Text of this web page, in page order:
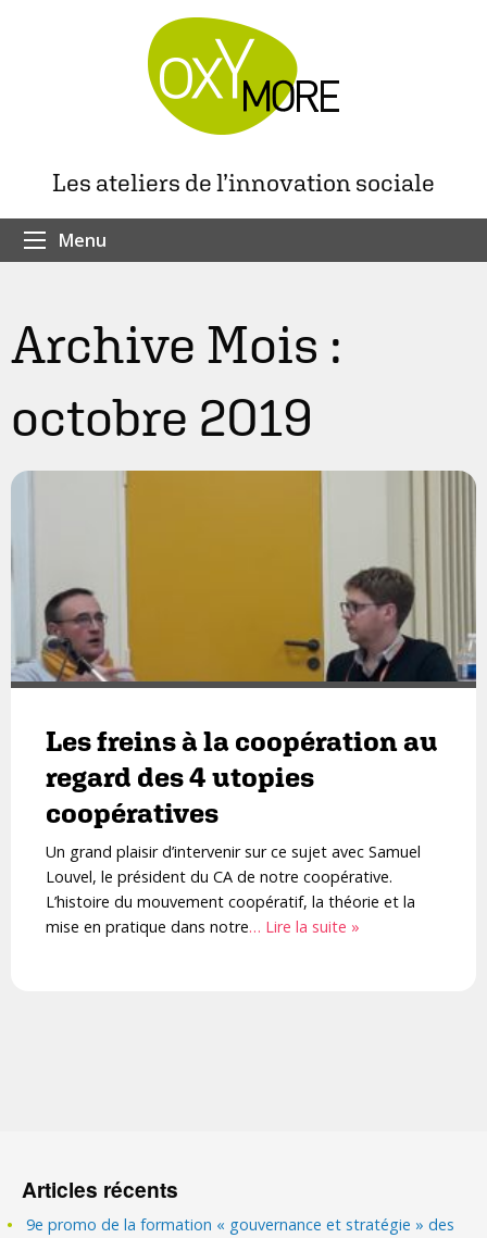
Les ateliers de l’innovation sociale
Menu
Archive Mois :
octobre 2019
Les freins à la coopération au
regard des 4 utopies
coopératives
Un grand plaisir d’intervenir sur ce sujet avec Samuel
Louvel, le président du CA de notre coopérative.
L’histoire du mouvement coopératif, la théorie et la
mise en pratique dans notre… Lire la suite »
Articles récents
9e promo de la formation « gouvernance et stratégie » des